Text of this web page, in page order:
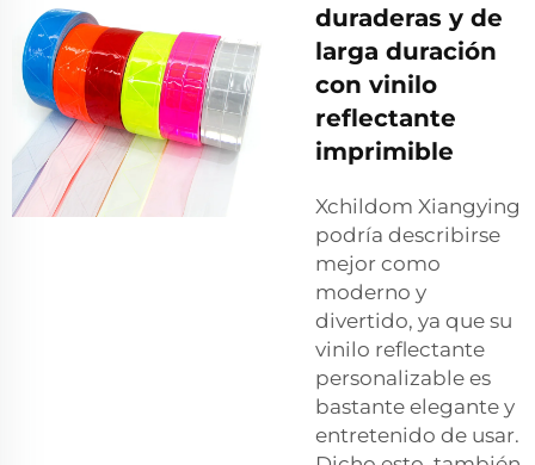
duraderas y de
larga duración
con vinilo
reflectante
imprimible
Xchildom Xiangying
podría describirse
mejor como
moderno y
divertido, ya que su
vinilo reflectante
personalizable es
bastante elegante y
entretenido de usar.